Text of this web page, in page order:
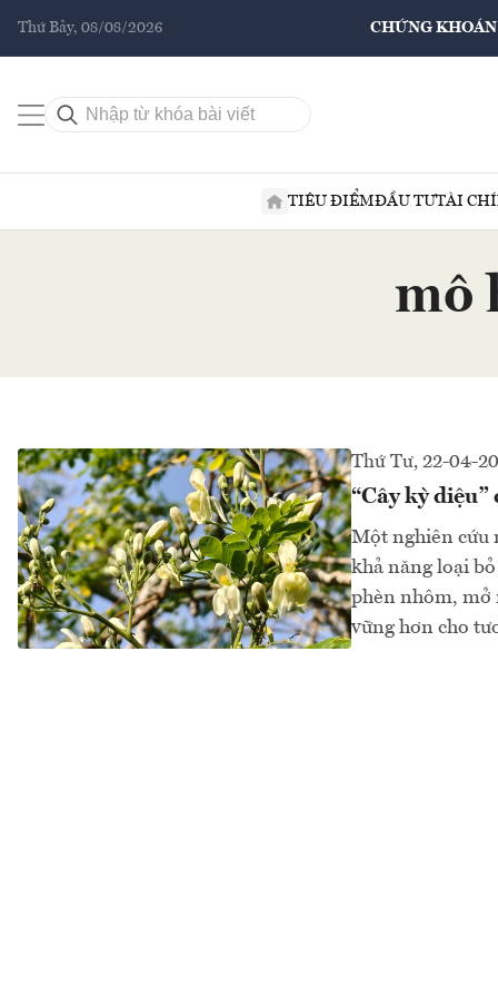
Thứ Bảy, 08/08/2026 CHỨNG KHOÁN
TIÊU ĐIỂMĐẦU TƯTÀI
mô
Thứ Tư, 22-04-
“Cây kỳ diệu”
Một nghiên cứu
khả năng loại
phèn nhôm, mở
vững hơn cho